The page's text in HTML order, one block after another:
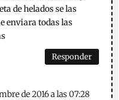
de helados se las
enviara todas las
Responder
de 2016 a las 07:28